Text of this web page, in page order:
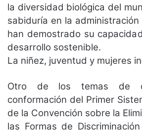
la diversidad biológica del
sabiduría en la
han demostrado su
desarrollo sostenible.
La niñez, juventud y mujeres
Otro de los temas de
conformación del Primer
de la Convención sobre la
las Formas de